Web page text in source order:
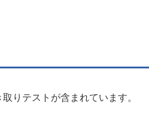
りテストが含まれています。